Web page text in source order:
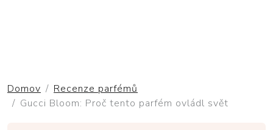
Domov
Recenze parfémů
Gucci Bloom: Proč tento parfém ovládl svět